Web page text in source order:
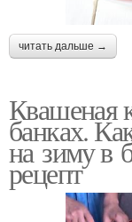
читать дальше →
Квашеная
банках.
на зиму в
рецепт